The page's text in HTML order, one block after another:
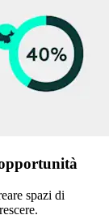
spazi di